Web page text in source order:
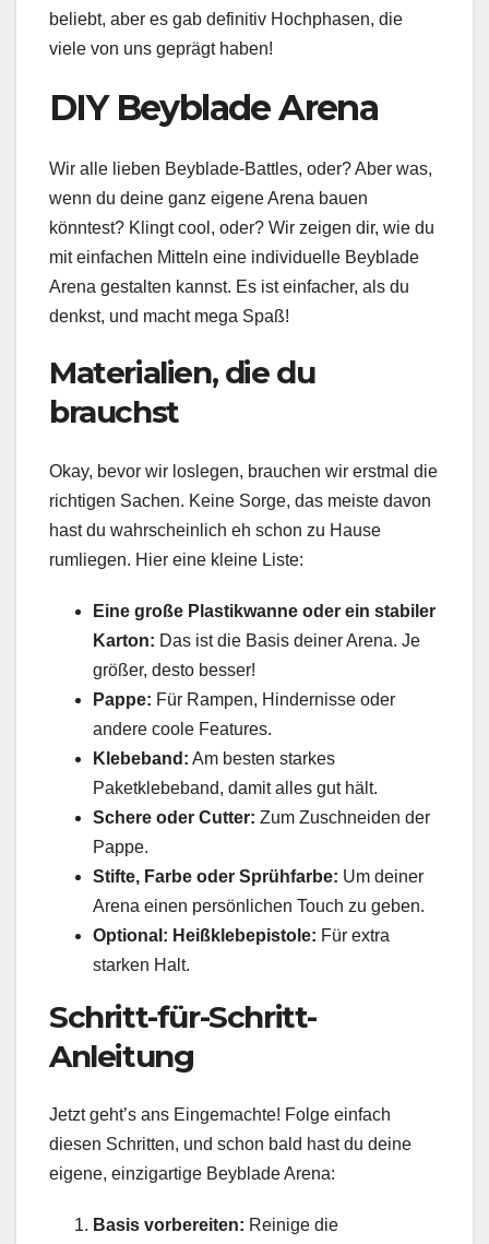
beliebt, aber es gab definitiv Hochphasen, die
viele von uns geprägt haben!
DIY Beyblade Arena
Wir alle lieben Beyblade-Battles, oder? Aber was,
wenn du deine ganz eigene Arena bauen
könntest? Klingt cool, oder? Wir zeigen dir, wie du
mit einfachen Mitteln eine individuelle Beyblade
Arena gestalten kannst. Es ist einfacher, als du
denkst, und macht mega Spaß!
Materialien, die du
brauchst
Okay, bevor wir loslegen, brauchen wir erstmal die
richtigen Sachen. Keine Sorge, das meiste davon
hast du wahrscheinlich eh schon zu Hause
rumliegen. Hier eine kleine Liste:
Eine große Plastikwanne oder ein stabiler
Karton: Das ist die Basis deiner Arena. Je
größer, desto besser!
Pappe: Für Rampen, Hindernisse oder
andere coole Features.
Klebeband: Am besten starkes
Paketklebeband, damit alles gut hält.
Schere oder Cutter: Zum Zuschneiden der
Pappe.
Stifte, Farbe oder Sprühfarbe: Um deiner
Arena einen persönlichen Touch zu geben.
Optional: Heißklebepistole: Für extra
starken Halt.
Schritt-für-Schritt-
Anleitung
Jetzt geht’s ans Eingemachte! Folge einfach
diesen Schritten, und schon bald hast du deine
eigene, einzigartige Beyblade Arena:
Basis vorbereiten: Reinige die